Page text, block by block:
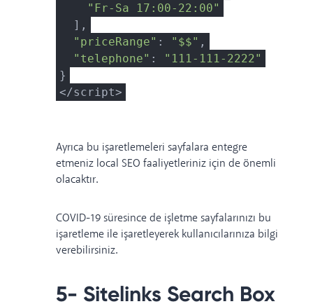
"Fr-Sa 17:00-22:00"
],
"priceRange" : "$$" ,
"telephone" :
"111-111-2222"
}
</script>
Ayrıca bu işaretlemeleri sayfalara entegre
etmeniz local SEO faaliyetleriniz için de önemli
olacaktır.
COVID-19 süresincede işletme sayfalarınızı bu
işaretleme ile işaretleyerek kullanıcılarınıza bilgi
verebilirsiniz.
5- Sitelinks Search Box